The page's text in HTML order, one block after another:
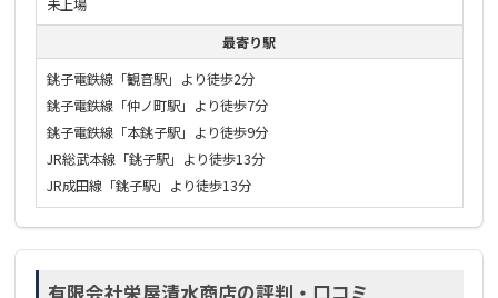
未上場
最寄り駅
銚子電鉄線「観音駅」より徒歩2分
銚子電鉄線「仲ノ町駅」より徒歩7分
銚子電鉄線「本銚子駅」より徒歩9分
JR総武本線「銚子駅」より徒歩13分
JR成田線「銚子駅」より徒歩13分
有限会社栄屋清水商店の評判・口コミ